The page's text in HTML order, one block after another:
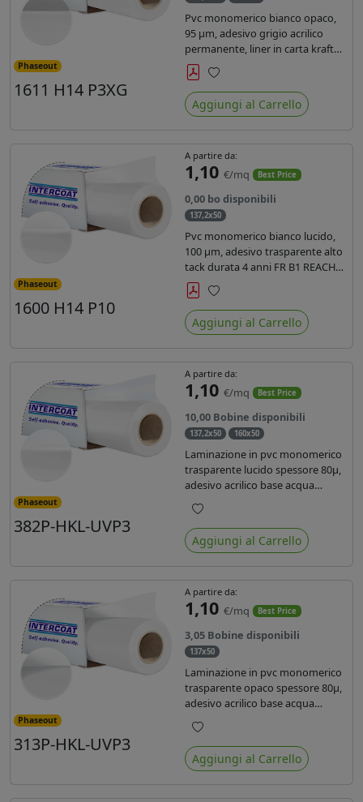
Phaseout
1611 H14 P3XG
Pvc monomerico bianco opaco,
95 µm, adesivo grigio acrilico
permanente, liner in carta kraft
siliconata 135gr/mq. Durata 3
anni, certificato FR B1, conforme
al REACH, stampa con ink
solvente, ecosolvente, uv e latex (
Preferiti
Aggiungi al Carrello
Phaseout
1600 H14 P10
A partire da:
1,10 €/mq Best Price
0,00 bo disponibili
137,2x50
Pvc monomerico bianco lucido,
100 µm, adesivo trasparente alto
tack durata 4 anni FR B1 REACH
per stampa solvente ecosolvente
uv latex, Liner in carta KRAFT
monosiliconata 135gr. brand
Intercoat.
Preferiti
Aggiungi al Carrello
Phaseout
382P-HKL-UVP3
A partire da:
1,10 €/mq Best Price
10,00 Bobine disponibili
137,2x50 160x50
Laminazione in pvc monomerico
trasparente lucido spessore 80µ,
adesivo acrilico base acqua
permanente, liner in carta
glassine siliconata da 72 gr. Durata
3 anni, ideale per laminare stampe
con ink solvente, eco-solvente e
Preferiti
Aggiungi al Carrello
Phaseout
313P-HKL-UVP3
A partire da:
1,10 €/mq Best Price
3,05 Bobine disponibili
137x50
Laminazione in pvc monomerico
trasparente opaco spessore 80µ,
adesivo acrilico base acqua
permanente specifico per ink uv,
liner in carta kraft da 90gr. Durata
3 anni, dotata di filtro uv, idonea
per stampe con inchiostro
Preferiti
Aggiungi al Carrello